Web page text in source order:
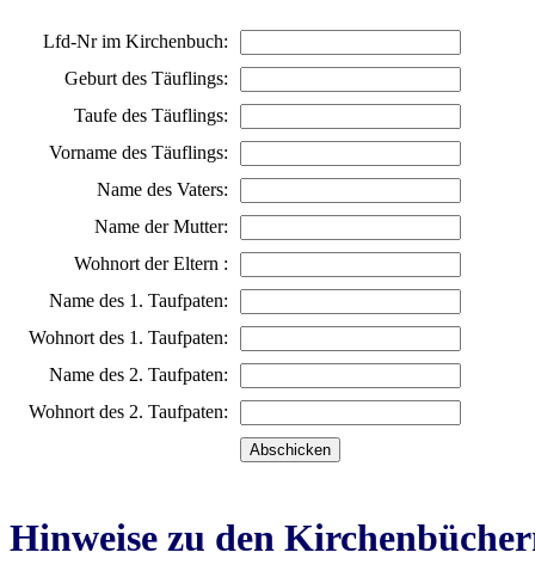
Lfd-Nr im Kirchenbuch:
Geburt des Täuflings:
Taufe des Täuflings:
Vorname des Täuflings:
Name des Vaters:
Name der Mutter:
Wohnort der Eltern :
Name des 1. Taufpaten:
Wohnort des 1. Taufpaten:
Name des 2. Taufpaten:
Wohnort des 2. Taufpaten:
Hinweise zu den